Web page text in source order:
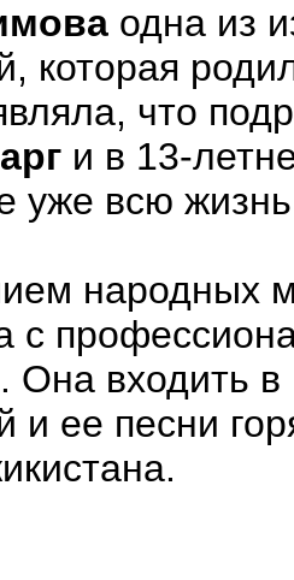
одна из
которая
что
и в 13-
уже всю
народных
с
Она входить в
и ее песни